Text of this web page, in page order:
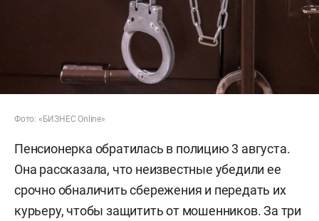
Фото: «БИЗНЕС Online»
Пенсионерка обратилась в полицию 3 августа.
Она рассказала, что неизвестные убедили ее
срочно обналичить сбережения и передать их
курьеру, чтобы защитить от мошенников. За три